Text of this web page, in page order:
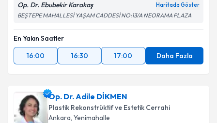
Op. Dr. Ebubekir Karakaş Haritada Göster
BEŞTEPE MAHALLESİ YAŞAM CADDESİ NO:13/A NEORAMA PLAZA
En Yakın Saatler
16:00
16:30 17:00 Daha Fazla
Op. Dr. Adile DİKMEN
Plastik Rekonstrüktif ve Estetik Cerrahi
Ankara, Yenimahalle